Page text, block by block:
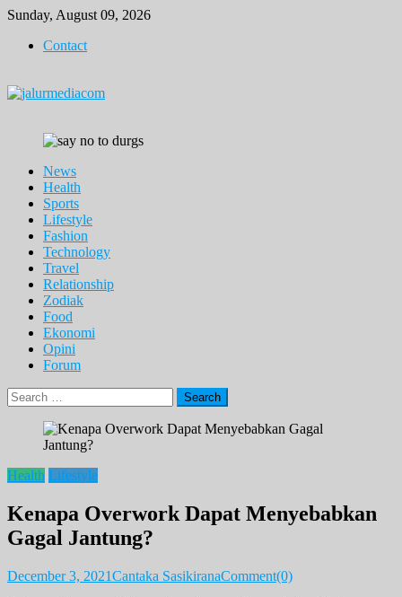
Skip
content
Sunday, August 09, 2026
Contact
News
Health
Sports
Lifestyle
Fashion
Technology
Travel
Relationship
Zodiak
Food
Ekonomi
Opini
Forum
Search
for:
Health Lifestyle
Kenapa Overwork Dapat Menyebabkan
Gagal Jantung?
December 3, 2021Cantaka SasikiranaComment(0)